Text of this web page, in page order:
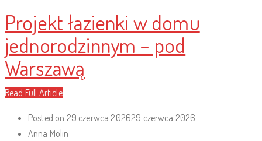
Projekt łazienki w domu
jednorodzinnym – pod
Warszawą
Read Full Article
Posted on 29 czerwca 202629 czerwca 2026
Anna Molin